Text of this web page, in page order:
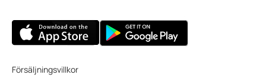
Försäljningsvillkor